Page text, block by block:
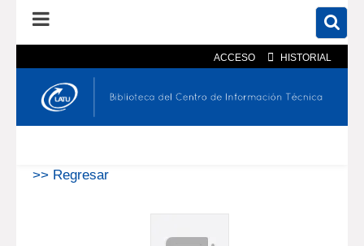
ACCESO HISTORIAL
En el catálogo En el sitio
>> Regresar